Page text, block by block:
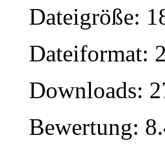
Dateigröße:
Dateiformat:
Downloads:
Bewertung: